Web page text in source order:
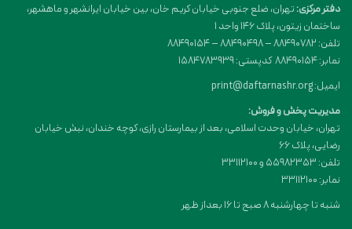
دفتر مرکزی:تهران، ضلع جنوبی خیابان کریم خان، بین خیابان ایرانشهر و ماهشهر،
ساختمان زیتون، پلاک 146 واحد 1
تلفن: 88490782 – 88490498 – 88490154
نمابر: 88490154 کدپستی: 1584783939
ایمیل: print@daftarnashr.org
مدیریت پخش و فروش:
تهران، خیابان وحدت اسلامی، بعد از بیمارستان رازی، کوچه خندان، نبش خیابان
رضایی، پلاک ۶۶
تلفن: 55982353 و 33112100
نمابر: 33112100
شنبه تا چهارشنبه 8 صبح تا 16 بعداز ظهر